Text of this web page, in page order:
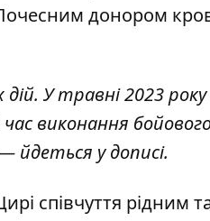
донором
У травні 2023
час виконання
йдеться у дописі.
співчуття рідним